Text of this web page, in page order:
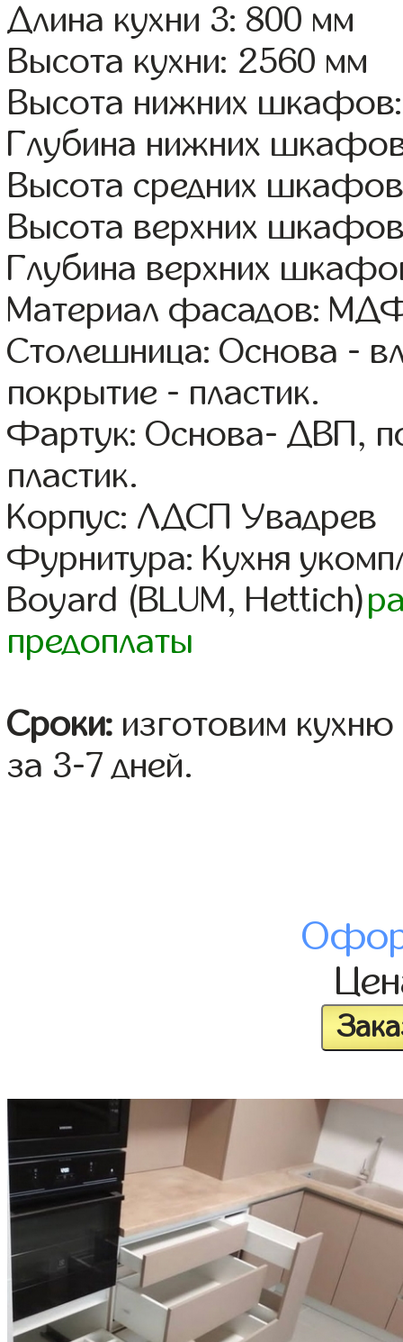
Длина кухни 3: 800 мм
Высота кухни: 2560 мм
Высота нижних
Глубина нижних
Высота средних
Высота верхних
Глубина верхних
Материал фасадов:
Столешница: Основа -
покрытие - пластик.
Фартук: Основа- ДВП,
пластик.
Корпус: ЛДСП Увадрев
Фурнитура: Кухня
Boyard (BLUM, Hettich)
предоплаты
Сроки: изготовим
за 3-7 дней.